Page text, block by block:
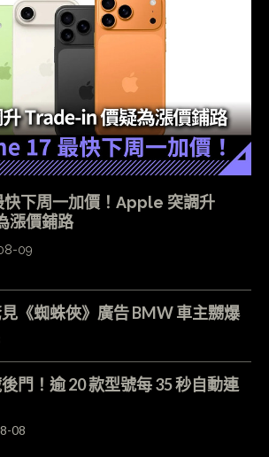
下周一加價！Apple 突調升
漲價鋪路
09
《蜘蛛俠》廣告 BMW 車主嬲爆
門！逾 20 款型號每 35 秒自動連
08